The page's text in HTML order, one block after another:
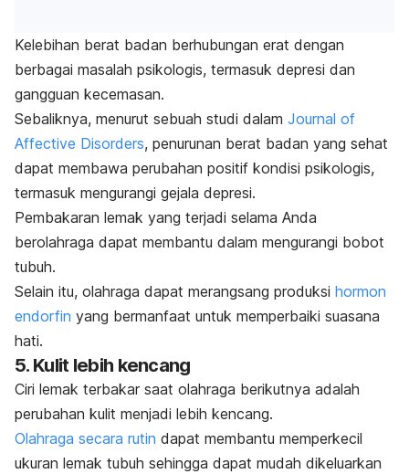
Kelebihan berat badan berhubungan erat dengan
berbagai masalah psikologis, termasuk depresi dan
gangguan kecemasan.
Sebaliknya, menurut sebuah studi dalam Journal of
Affective Disorders, penurunan berat badan yang sehat
dapat membawa perubahan positif kondisi psikologis,
termasuk mengurangi gejala depresi.
Pembakaran lemak yang terjadi selama Anda
berolahraga dapat membantu dalam mengurangi bobot
tubuh.
Selain itu, olahraga dapat merangsang produksi hormon
endorfin yang bermanfaat untuk memperbaiki suasana
hati.
5. Kulit lebih kencang
Ciri lemak terbakar saat olahraga berikutnya adalah
perubahan kulit menjadi lebih kencang.
Olahraga secara rutin dapat membantu memperkecil
ukuran lemak tubuh sehingga dapat mudah dikeluarkan